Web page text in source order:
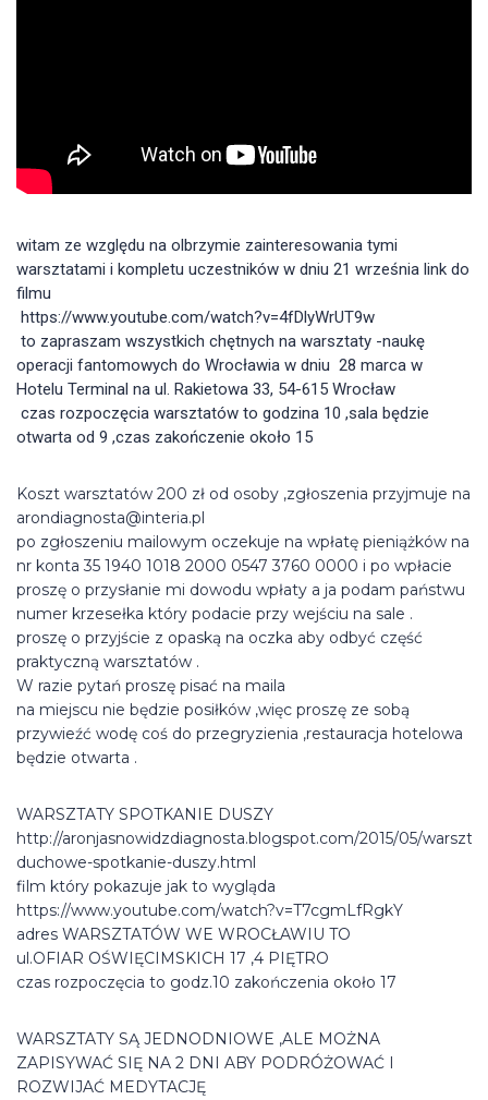
witam ze względu na olbrzymie zainteresowania tymi
warsztatami i kompletu uczestników w dniu 21 września link do
filmu
https://www.youtube.com/watch?v=4fDlyWrUT9w
operacji fantomowych do Wrocławia w dniu  28 marca w
Hotelu Terminal na ul. Rakietowa 33, 54-615 Wrocław
otwarta od 9 ,czas zakończenie około 15
Koszt warsztatów 200 zł od osoby ,zgłoszenia przyjmuje na
arondiagnosta@interia.pl
po zgłoszeniu mailowym oczekuje na wpłatę pieniążków na
nr konta 35 1940 1018 2000 0547 3760 0000 i po wpłacie
proszę o przysłanie mi dowodu wpłaty a ja podam państwu
numer krzesełka który podacie przy wejściu na sale .
proszę o przyjście z opaską na oczka aby odbyć część
praktyczną warsztatów .
W razie pytań proszę pisać na maila
na miejscu nie będzie posiłków ,więc proszę ze sobą
przywieźć wodę coś do przegryzienia ,restauracja hotelowa
będzie otwarta .
WARSZTATY SPOTKANIE DUSZY
http://aronjasnowidzdiagnosta.blogspot.com/2015/05/
duchowe-spotkanie-duszy.html
film który pokazuje jak to wygląda
https://www.youtube.com/watch?v=T7cgmLfRgkY
adres WARSZTATÓW WE WROCŁAWIU TO
ul.OFIAR OŚWIĘCIMSKICH 17 ,4 PIĘTRO
czas rozpoczęcia to godz.10 zakończenia około 17
WARSZTATY SĄ JEDNODNIOWE ,ALE MOŻNA
ZAPISYWAĆ SIĘ NA 2 DNI ABY PODRÓŻOWAĆ I
ROZWIJAĆ MEDYTACJĘ